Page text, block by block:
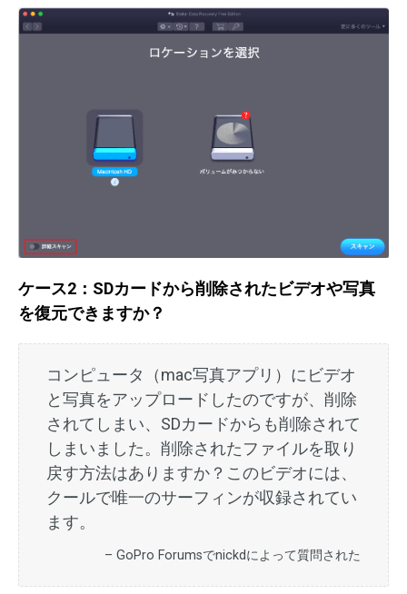
ケース2：SDカードから削除されたビデオや写真
を復元できますか？
コンピュータ（mac写真アプリ）にビデオ
と写真をアップロードしたのですが、削除
されてしまい、SDカードからも削除されて
しまいました。削除されたファイルを取り
戻す方法はありますか？このビデオには、
クールで唯一のサーフィンが収録されてい
ます。
– GoPro Forumsでnickdによって質問された